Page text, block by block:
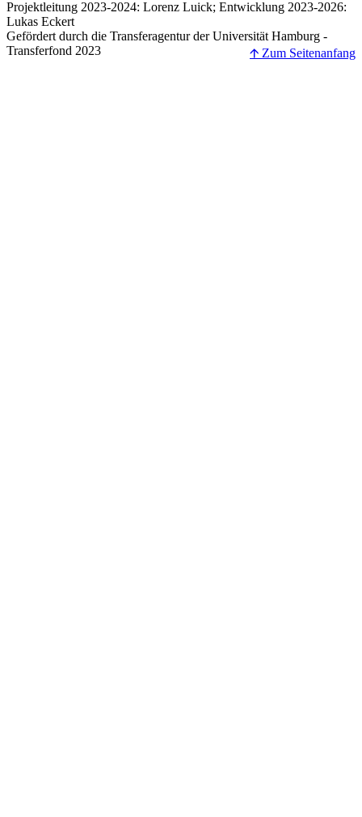
Projektleitung 2023-2024: Lorenz Luick; Entwicklung 2023-2026:
Lukas Eckert
Gefördert durch die Transferagentur der Universität Hamburg -
Transferfond 2023
🡩 Zum Seitenanfang